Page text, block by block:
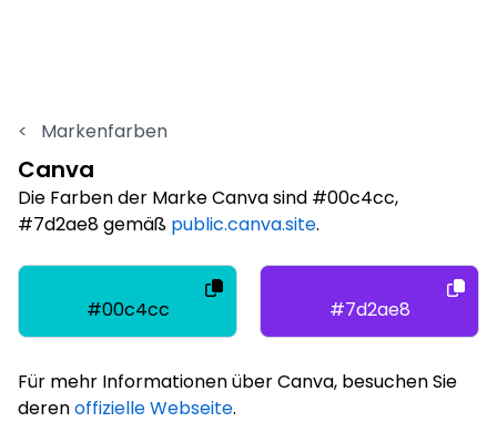
< Markenfarben
Canva
Die Farben der Marke Canva sind #00c4cc,
#7d2ae8 gemäß public.canva.site.
#00c4cc #7d2ae8
Für mehr Informationen über Canva, besuchen Sie
derenoffizielle Webseite.